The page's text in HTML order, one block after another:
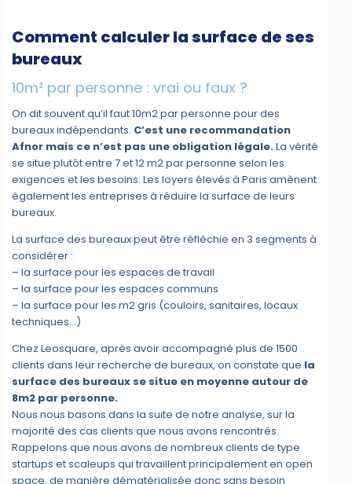
Comment calculer la surface de ses
bureaux
10m² par personne : vrai ou faux ?
On dit souvent qu’il faut 10m2 par personne pour des
bureaux indépendants. C’est une recommandation
Afnor mais ce n’est pas une obligation légale.La vérité
se situe plutôt entre 7 et 12 m2 par personne selon les
exigences et les besoins. Les loyers élevés à Paris amènent
également les entreprises à réduire la surface de leurs
bureaux.
La surface des bureaux peut être réfléchie en 3 segments à
considérer :
– la surface pour les espaces de travail
– la surface pour les espaces communs
– la surface pour les m2 gris (couloirs, sanitaires, locaux
techniques…)
Chez Leosquare, après avoir accompagné plus de 1500
clients dans leur recherche de bureaux, on constate que la
surface des bureaux se situe en moyenne autour de
8m2 par personne.
Nous nous basons dans la suite de notre analyse, sur la
majorité des cas clients que nous avons rencontrés.
Rappelons que nous avons de nombreux clients de type
startups et scaleups qui travaillent principalement en open
space, de manière dématérialisée donc sans besoin